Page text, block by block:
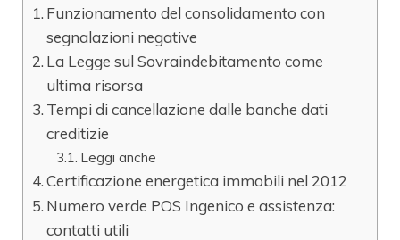
Funzionamento del consolidamento con
segnalazioni negative
La Legge sul Sovraindebitamento come
ultima risorsa
Tempi di cancellazione dalle banche dati
creditizie
Leggi anche
Certificazione energetica immobili nel 2012
Numero verde POS Ingenico e assistenza:
contatti utili